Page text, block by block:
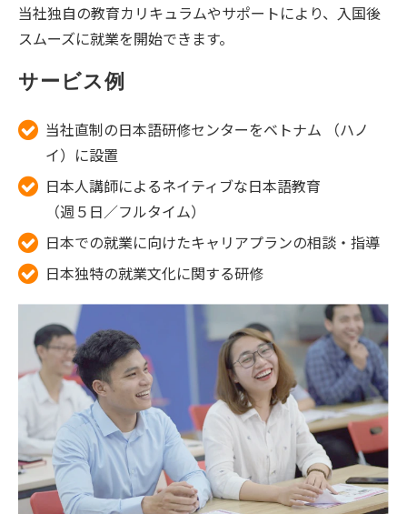
当社独自の教育カリキュラムやサポートにより、入国後
スムーズに就業を開始できます。
サービス例
当社直制の日本語研修センターをベトナム （ハノ
イ）に設置
日本人講師によるネイティブな日本語教育
（週５日／フルタイム）
日本での就業に向けたキャリアプランの相談・指導
日本独特の就業文化に関する研修